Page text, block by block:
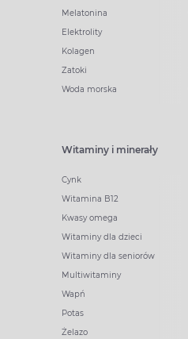
Melatonina
Elektrolity
Kolagen
Zatoki
Woda morska
Witaminy i minerały
Cynk
Witamina B12
Kwasy omega
Witaminy dla dzieci
Witaminy dla seniorów
Multiwitaminy
Wapń
Potas
Żelazo